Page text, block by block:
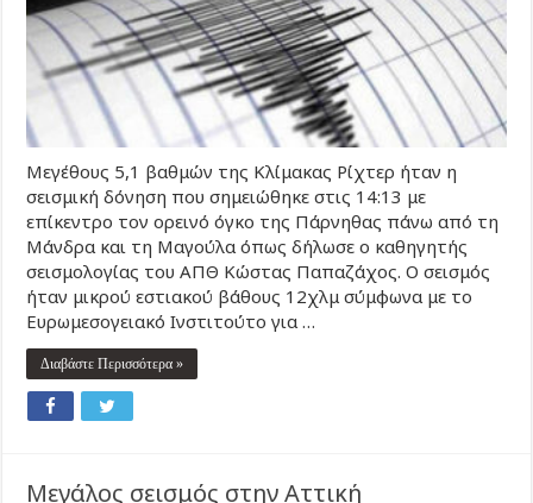
Μεγέθους 5,1 βαθμών της Κλίμακας Ρίχτερ ήταν η
σεισμική δόνηση που σημειώθηκε στις 14:13 με
επίκεντρο τον ορεινό όγκο της Πάρνηθας πάνω από τη
Μάνδρα και τη Μαγούλα όπως δήλωσε ο καθηγητής
σεισμολογίας του ΑΠΘ Κώστας Παπαζάχος. Ο σεισμός
ήταν μικρού εστιακού βάθους 12χλμ σύμφωνα με το
Ευρωμεσογειακό Ινστιτούτο για …
Διαβάστε Περισσότερα »
Μεγάλος σεισμός στην Αττική